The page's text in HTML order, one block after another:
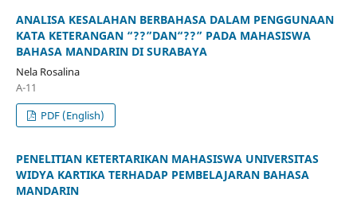
ANALISA KESALAHAN BERBAHASA DALAM PENGGUNAAN
KATA KETERANGAN “??”DAN“??” PADA MAHASISWA
BAHASA MANDARIN DI SURABAYA
Nela Rosalina
A-11
PDF (English)
PENELITIAN KETERTARIKAN MAHASISWA UNIVERSITAS
WIDYA KARTIKA TERHADAP PEMBELAJARAN BAHASA
MANDARIN